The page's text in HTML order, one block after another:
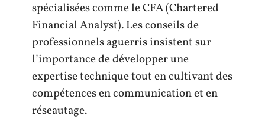
spécialisées comme le CFA (Chartered
Financial Analyst). Les conseils de
professionnels aguerris insistent sur
l’importance de développer une
expertise technique tout en cultivant des
compétences en communication et en
réseautage.